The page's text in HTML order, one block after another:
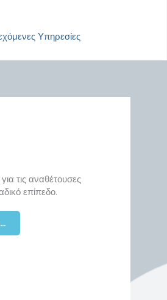
Υπηρεσίες
τις αναθέτουσες
επίπεδο.